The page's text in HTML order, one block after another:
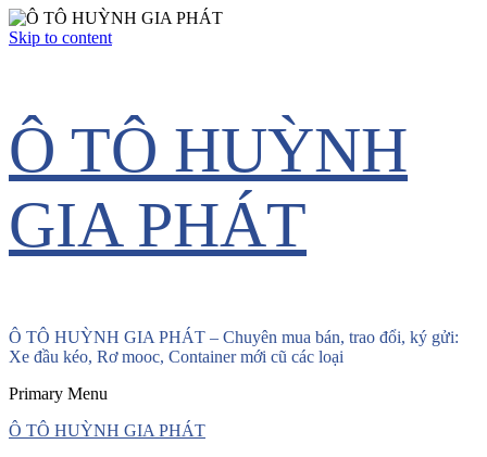
Skip to content
Ô TÔ HUỲNH
GIA PHÁT
Ô TÔ HUỲNH GIA PHÁT – Chuyên mua bán, trao đổi, ký gửi:
Xe đầu kéo, Rơ mooc, Container mới cũ các loại
Primary Menu
Ô TÔ HUỲNH GIA PHÁT